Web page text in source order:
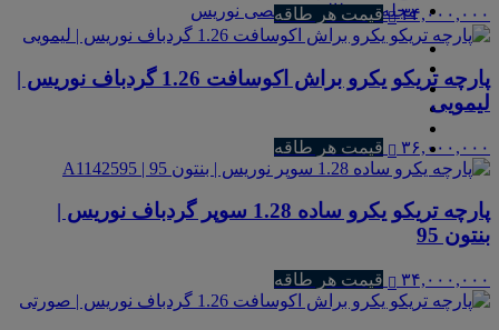
مجله و مطالب تخصصی نوریس۳۴,۰۰۰,۰۰۰ قیمت هر طاقه
پارچه تریکو یکرو براش اکوسافت 1.26 گردباف نوریس |
لیمویی
۳۶,۰۰۰,۰۰۰ قیمت هر طاقه
پارچه تریکو یکرو ساده 1.28 سوپر گردباف نوریس |
بنتون 95
۳۴,۰۰۰,۰۰۰ قیمت هر طاقه